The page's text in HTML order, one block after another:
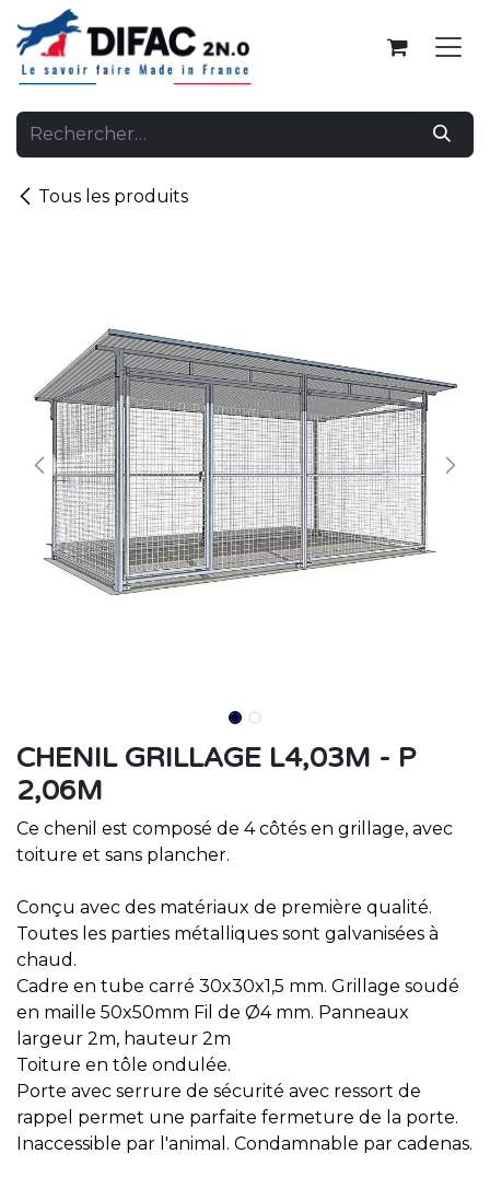
Se rendre au contenu
Tous les produits
CHENIL GRILLAGE L4,03M - P
2,06M
Ce chenil est composé de 4 côtés en grillage, avec
toiture et sans plancher.
Conçu avec des matériaux de première qualité.
Toutes les parties métalliques sont galvanisées à
chaud.
Cadre en tube carré 30x30x1,5 mm. Grillage soudé
en maille 50x50mm Fil de Ø4 mm. Panneaux
largeur 2m, hauteur 2m
Toiture en tôle ondulée.
Porte avec serrure de sécurité avec ressort de
rappel permet une parfaite fermeture de la porte.
Inaccessible par l'animal. Condamnable par cadenas.